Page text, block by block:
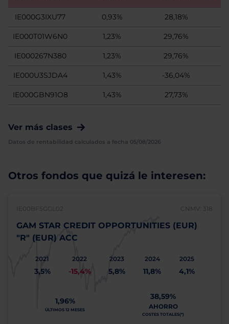
IE000G3IXU77 0,93% 28,18%
IE000T01W6N0 1,23% 29,76%
IE000267N380 1,23% 29,76%
IE000U3SJDA4 1,43% -36,04%
IE000GBN91O8 1,43% 27,73%
Ver más clases
Datos de rentabilidad calculados a fecha 05/08/2026
Otros fondos que quizá le interesen:
IE00BF5GGL02 CNMV: 318
GAM STAR CREDIT OPPORTUNITIES (EUR)
"R" (EUR) ACC
2021
3,5%
2022
-15,4%
2023
5,8%
2024
11,8%
2025
4,1%
1,96%
ÚLTIMOS 12 MESES
38,59%
AHORRO
COSTES TOTALES(*)